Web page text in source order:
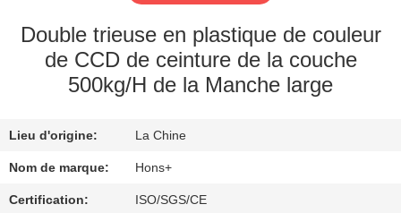
VISITE
D'USINE
DE
QUALITÉ
Double trieuse en plastique de couleur
de CCD de ceinture de la couche
500kg/H de la Manche large
Lieu d'origine: La Chine
Nom de marque: Hons+
Certification: ISO/SGS/CE